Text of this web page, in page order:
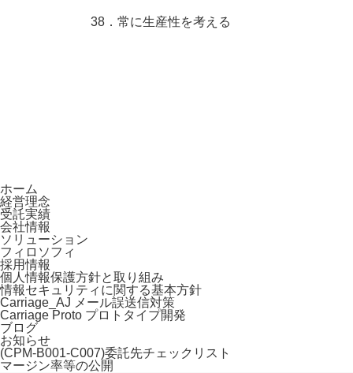
38．常に生産性を考える
ホーム
経営理念
受託実績
会社情報
ソリューション
フィロソフィ
採用情報
個人情報保護方針と取り組み
情報セキュリティに関する基本方針
Carriage_AJ メール誤送信対策
Carriage Proto プロトタイプ開発
ブログ
お知らせ
(CPM-B001-C007)委託先チェックリスト
マージン率等の公開